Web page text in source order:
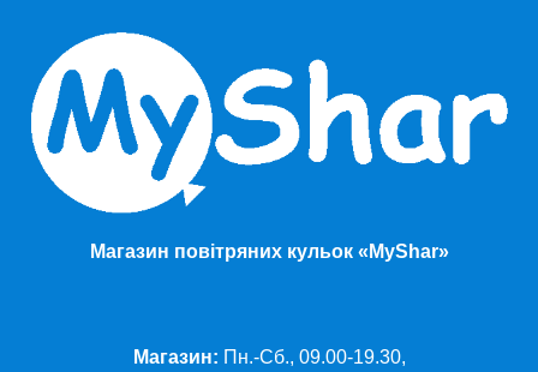
Магазин повітряних кульок «MyShar»
Магазин: Пн.-Сб., 09.00-19.30,